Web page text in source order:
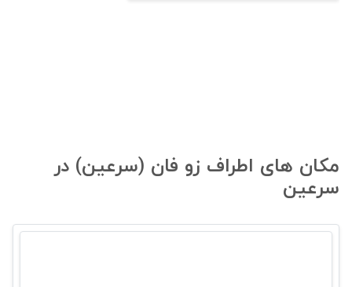
مکان های اطراف زو فان (سرعین) در
سرعین